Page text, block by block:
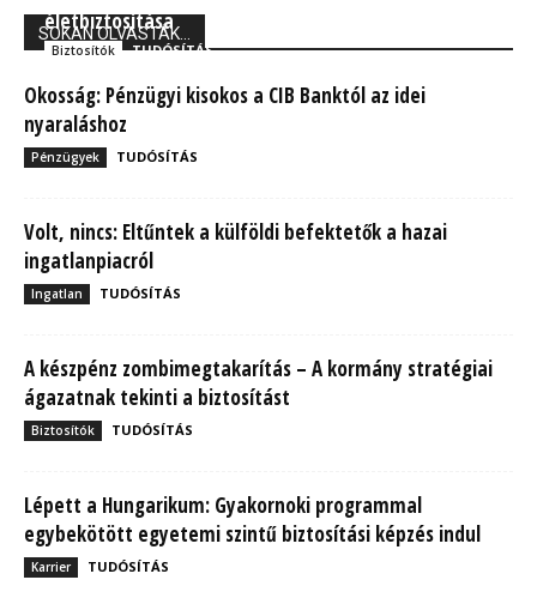
SOKAN OLVASTÁK...
életbiztosítása
Biztosítók TUDÓSÍTÁS
Okosság: Pénzügyi kisokos a CIB Banktól az idei
nyaraláshoz
Pénzügyek TUDÓSÍTÁS
Volt, nincs: Eltűntek a külföldi befektetők a hazai
ingatlanpiacról
Ingatlan TUDÓSÍTÁS
A készpénz zombimegtakarítás – A kormány stratégiai
ágazatnak tekinti a biztosítást
Biztosítók TUDÓSÍTÁS
Lépett a Hungarikum: Gyakornoki programmal
egybekötött egyetemi szintű biztosítási képzés indul
Karrier TUDÓSÍTÁS